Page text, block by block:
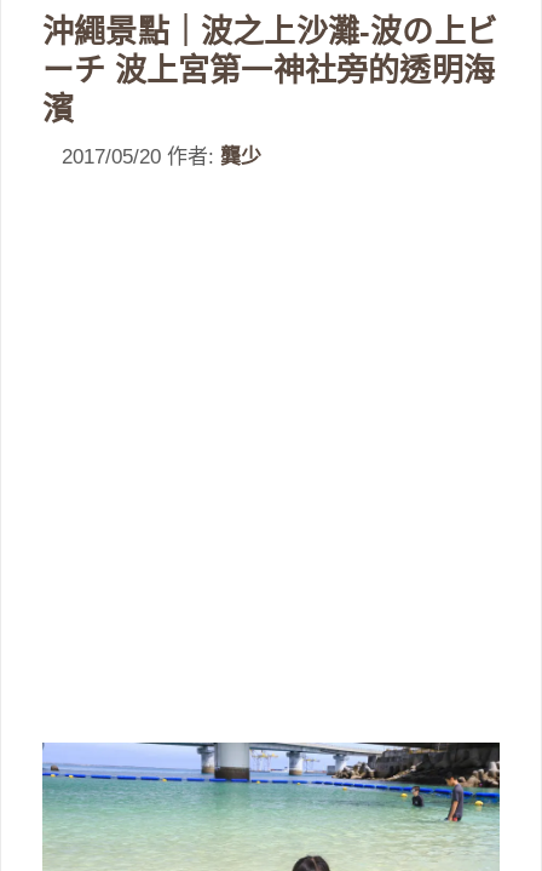
沖繩景點｜波之上沙灘-波の上ビ
ーチ 波上宮第一神社旁的透明海
濱
2017/05/20 作者: 龔少